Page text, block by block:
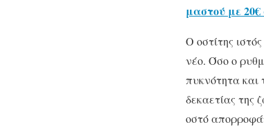
μαστού με
Ο οστίτης
νέο. Όσο ο
πυκνότητα και
δεκαετίας της
οστό